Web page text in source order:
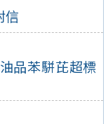
信
品苯駢芘超標